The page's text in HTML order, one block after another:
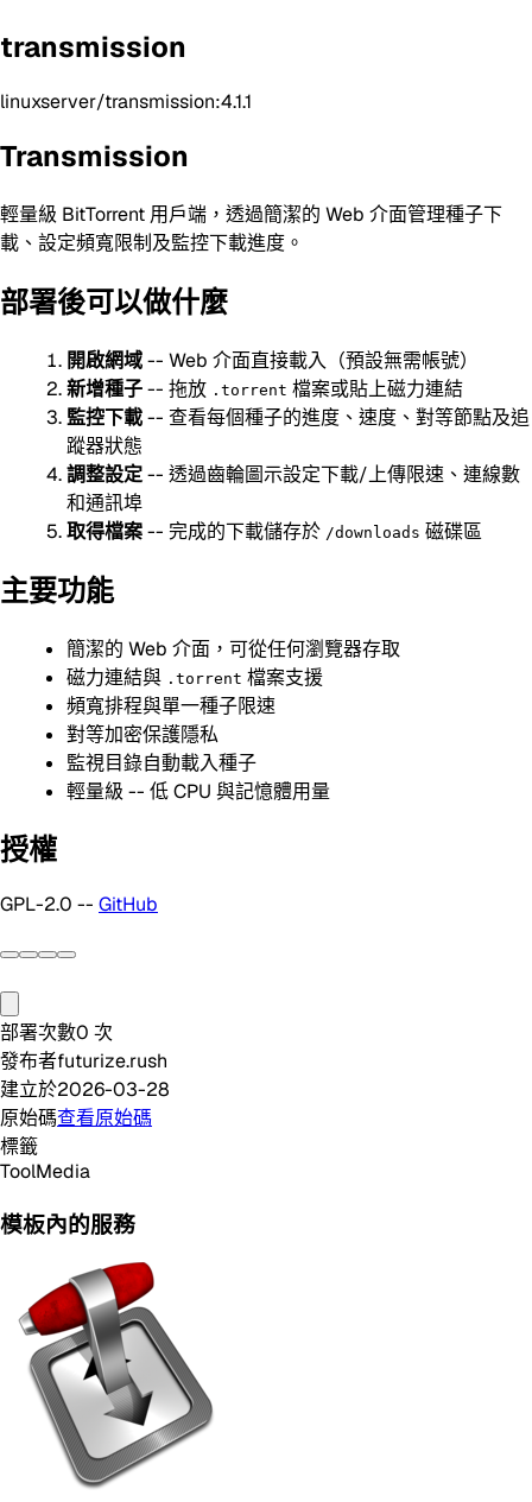
transmission
linuxserver/transmission:4.1.1
Transmission
輕量級 BitTorrent 用戶端，透過簡潔的 Web 介面管理種子下
載、設定頻寬限制及監控下載進度。
部署後可以做什麼
開啟網域-- Web 介面直接載入（預設無需帳號）
新增種子-- 拖放 .torrent 檔案或貼上磁力連結
監控下載-- 查看每個種子的進度、速度、對等節點及追
蹤器狀態
調整設定-- 透過齒輪圖示設定下載/上傳限速、連線數
和通訊埠
取得檔案-- 完成的下載儲存於 /downloads 磁碟區
主要功能
簡潔的 Web 介面，可從任何瀏覽器存取
磁力連結與 .torrent 檔案支援
頻寬排程與單一種子限速
對等加密保護隱私
監視目錄自動載入種子
輕量級 -- 低 CPU 與記憶體用量
授權
GPL-2.0 -- GitHub
部署次數0 次
發布者futurize.rush
建立於2026-03-28
原始碼查看原始碼
標籤
ToolMedia
模板內的服務